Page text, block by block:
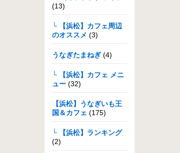
(13)
└ 【浜松】カフェ周辺
のオススメ (3)
うなぎたまねぎ (4)
└ 【浜松】カフェ メニ
ュー (32)
【浜松】うなぎいも王
国＆カフェ (175)
└ 【浜松】ランキング
(2)